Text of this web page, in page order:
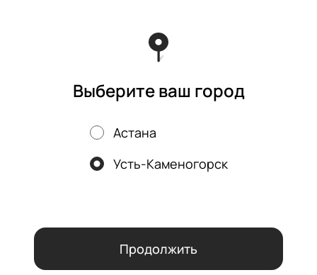
аналитических сервисов согласно нашейполитике
конфиденциальности
ОК
Политика конфиденциальности
Акции, скидки, кэшбэк − в нашем приложении!
Выберите ваш город
Астана
Усть-Каменогорск